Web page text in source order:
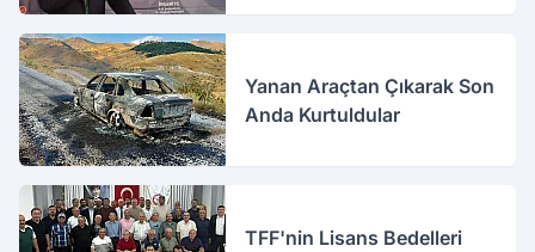
Yanan Araçtan Çıkarak Son
Anda Kurtuldular
TFF'nin Lisans Bedelleri